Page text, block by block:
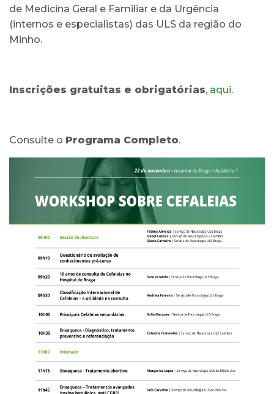
de Medicina Geral e Familiar e da Urgência
(internos e especialistas) das ULS da região do
Minho.
Inscrições gratuitas e obrigatórias, aqui.
Consulte o Programa Completo.